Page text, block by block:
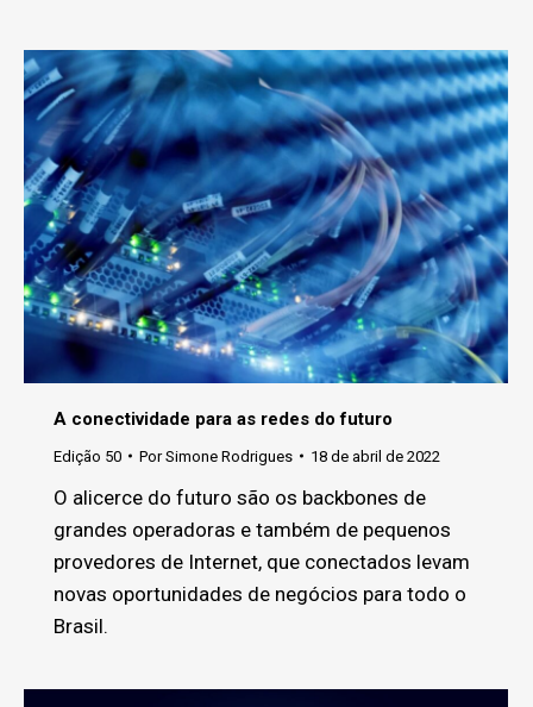
A conectividade para as redes do futuro
Edição 50 PorSimone Rodrigues 18 de abril de 2022
O alicerce do futuro são os backbones de
grandes operadoras e também de pequenos
provedores de Internet, que conectados levam
novas oportunidades de negócios para todo o
Brasil.